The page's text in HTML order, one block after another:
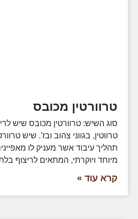
טרוורטין מכובס
סוג השיש: טרוורטין מכובס שיש
טרווטין, בגווני צהוב ובז'. שיש
תהליך עיבוד אשר מעניק לו
מיוחד ויוקרתי, המתאים לריצוף
קרא עוד »